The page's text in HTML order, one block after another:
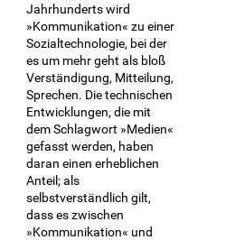
Jahrhunderts wird
»Kommunikation« zu einer
Sozialtechnologie, bei der
es um mehr geht als bloß
Verständigung, Mitteilung,
Sprechen. Die technischen
Entwicklungen, die mit
dem Schlagwort »Medien«
gefasst werden, haben
daran einen erheblichen
Anteil; als
selbstverständlich gilt,
dass es zwischen
»Kommunikation« und